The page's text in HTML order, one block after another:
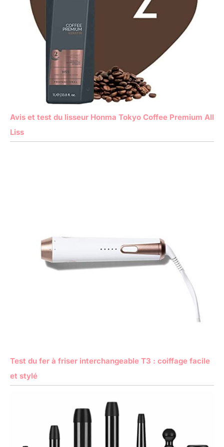
Avis et test du lisseur Honma Tokyo Coffee Premium All
Liss
Test du fer à friser interchangeable T3 : coiffage facile
et stylé